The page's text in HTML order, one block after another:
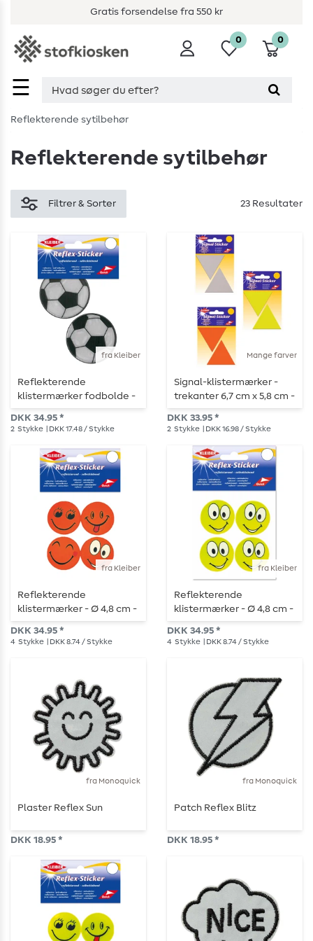
Gratis forsendelse fra 550 kr
☰
0 0
Reflekterende sytilbehør
Reflekterende sytilbehør
Filtrer & Sorter 23 Resultater
fra Kleiber
Reflekterende
klistermærker fodbolde -
Ø 6,5 cm - 2 stk.
DKK 34.95 *
2 Stykke | DKK 17.48 / Stykke
Mange farver
Signal-klistermærker -
trekanter 6,7 cm x 5,8 cm -
selvklæbende
DKK 33.95 *
2 Stykke | DKK 16.98 / Stykke
fra Kleiber
Reflekterende
klistermærker - Ø 4,8 cm -
4 stk - neonorange
DKK 34.95 *
4 Stykke | DKK 8.74 / Stykke
fra Kleiber
Reflekterende
klistermærker - Ø 4,8 cm -
4 stk - neongul
DKK 34.95 *
4 Stykke | DKK 8.74 / Stykke
fra Monoquick
Plaster Reflex Sun
DKK 18.95 *
fra Monoquick
Patch Reflex Blitz
DKK 18.95 *